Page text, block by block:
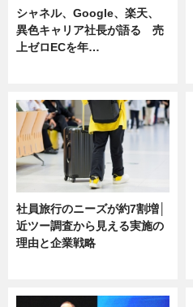
シャネル、Google、楽天、
異色キャリア社長が語る 売
上ゼロECを年…
社員旅行のニーズが約7割増│
近ツー調査から見える実施の
理由と企業戦略